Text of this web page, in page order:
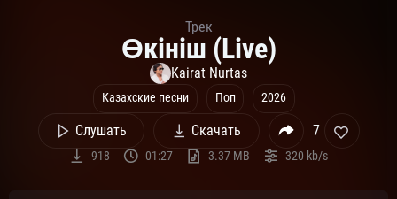
Трек
Өкініш (Live)
Kairat Nurtas
Казахские песни Поп 2026
Слушать Скачать 7
918 01:27 3.37 MB 320 kb/s